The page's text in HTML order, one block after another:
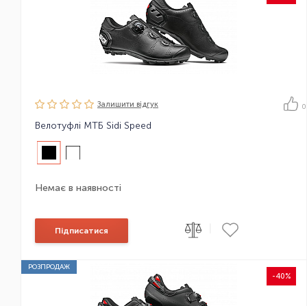
Залишити вiдгук 0
Велотуфлі МТБ Sidi Speed
Немає в наявності
Підписатися
РОЗПРОДАЖ
-40%